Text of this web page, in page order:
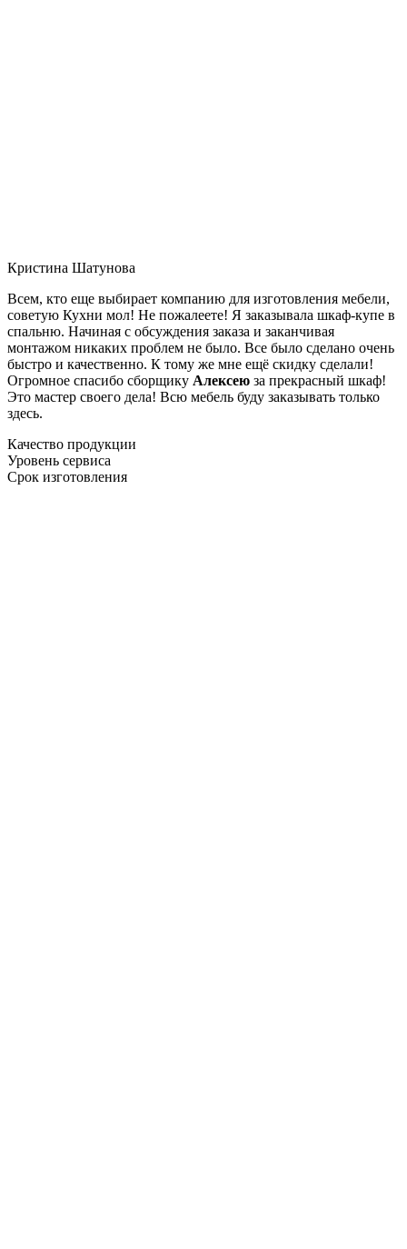
Кристина Шатунова
Всем, кто еще выбирает компанию для изготовления мебели,
советую Кухни мол! Не пожалеете! Я заказывала шкаф-купе в
спальню. Начиная с обсуждения заказа и заканчивая
монтажом никаких проблем не было. Все было сделано очень
быстро и качественно. К тому же мне ещё скидку сделали!
Огромное спасибо сборщику Алексею за прекрасный шкаф!
Это мастер своего дела! Всю мебель буду заказывать только
здесь.
Качество продукции
Уровень сервиса
Срок изготовления